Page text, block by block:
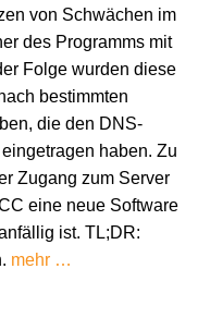
von Schwächen im
des Programms mit
Folge wurden diese
bestimmten
die den DNS-
haben. Zu
Zugang zum Server
eine neue Software
ist. TL;DR:
mehr …